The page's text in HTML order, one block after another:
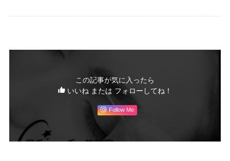
この記事が気に入ったら
いいね または フォローしてね！
Follow Me